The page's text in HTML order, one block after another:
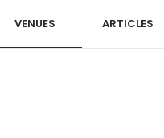
VENUES ARTICLES